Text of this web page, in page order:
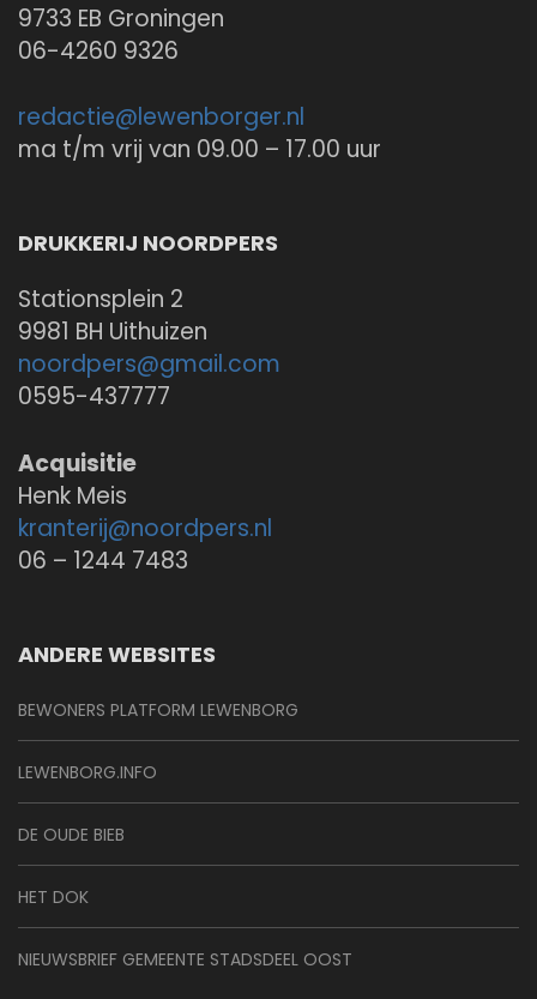
9733 EB Groningen
06-4260 9326
redactie@lewenborger.nl
ma t/m vrij van 09.00 – 17.00 uur
DRUKKERIJ NOORDPERS
Stationsplein 2
9981 BH Uithuizen
noordpers@gmail.com
0595-437777
Acquisitie
Henk Meis
kranterij@noordpers.nl
06 – 1244 7483
ANDERE WEBSITES
BEWONERS PLATFORM LEWENBORG
LEWENBORG.INFO
DE OUDE BIEB
HET DOK
NIEUWSBRIEF GEMEENTE STADSDEEL OOST